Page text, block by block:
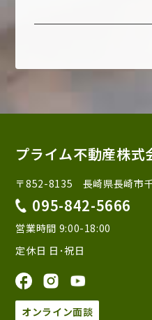
プライム不動産株式
〒852-8135 長崎県長崎市
095-842-5666
営業時間 9:00-18:00
定休日 日･祝日
オンライン面談